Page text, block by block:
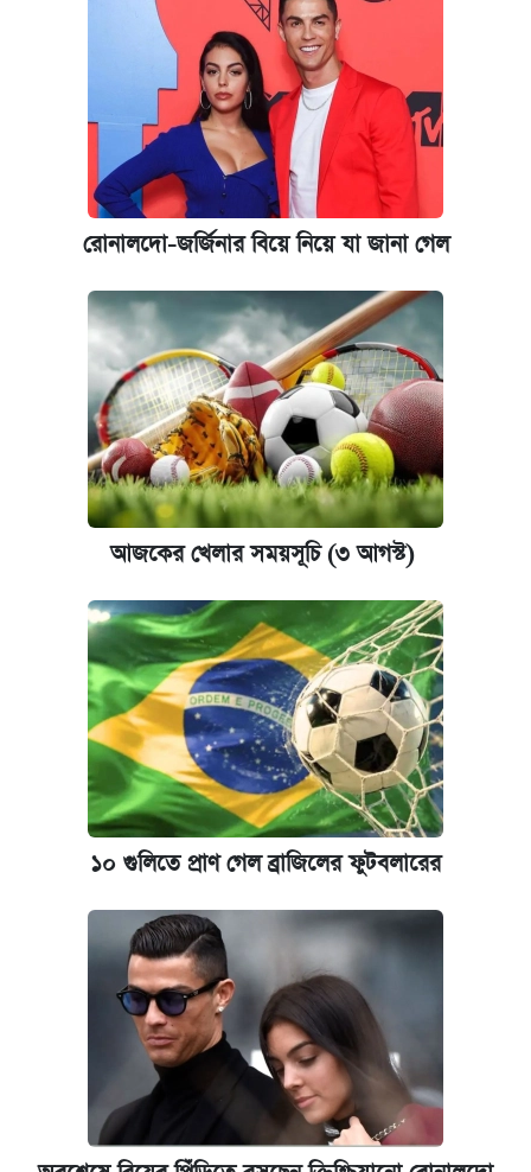
এক ক্লিকে জেনে নিন আইফোন ১৮ প্রো ম্যাক্সের
রোনালদো-জর্জিনার বিয়ে নিয়ে যা জানা গেল
আজকের খেলার সময়সূচি (৩ আগস্ট)
১০ গুলিতে প্রাণ গেল ব্রাজিলের ফুটবলারের